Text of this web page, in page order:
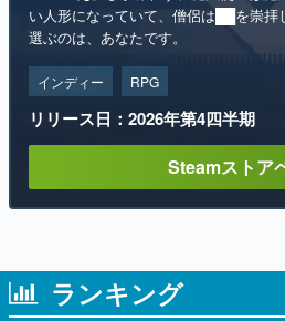
い人形になっていて、僧侶は██を崇拝
選ぶのは、あなたです。
インディー RPG
リリース日：2026年第4四半期
Steamストア
ランキング